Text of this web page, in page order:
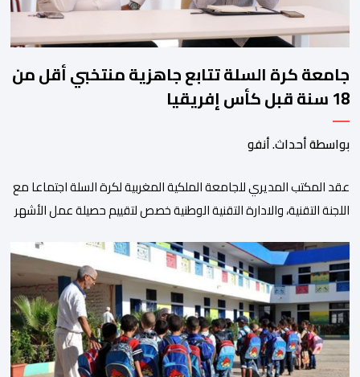
جامعة كرة السلة تتابع جاهزية منتخبي أقل من
18 سنة قبل كأس إفريقيا
بواسطة أحداث. أنفو
عقد المكتب المديري للجامعة الملكية المغربية لكرة السلة اجتماعا مع
اللجنة التقنية، والادارة التقنية الوطنية خصص لتقييم حصيلة عمل الأشهر
المنتخبات الوطنية خلال الفترة الأخيرة. وشهد الاجتماع تقديم عرض
مفصل حول مشاركة المنتخبين الوطنيين لأقل من 18 سنة، إناثا وذكورا،
من طرف اللجنة التقنية التي واكبت كل […]